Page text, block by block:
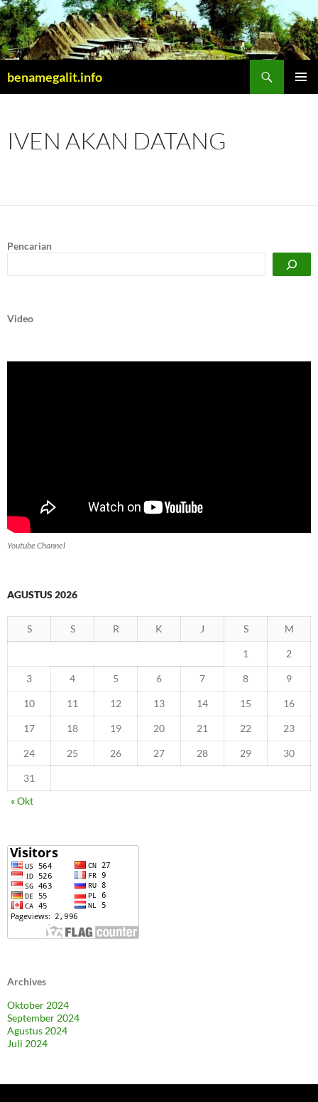
benamegalit.info
IVEN AKAN DATANG
Pencarian
Video
Youtube Channel
AGUSTUS 2026
S S R K J S M
1 2
3 4 5 6 7 8 9
10 11 12 13 14 15 16
17 18 19 20 21 22 23
24 25 26 27 28 29 30
31
« Okt
Archives
Oktober 2024
September 2024
Agustus 2024
Juli 2024